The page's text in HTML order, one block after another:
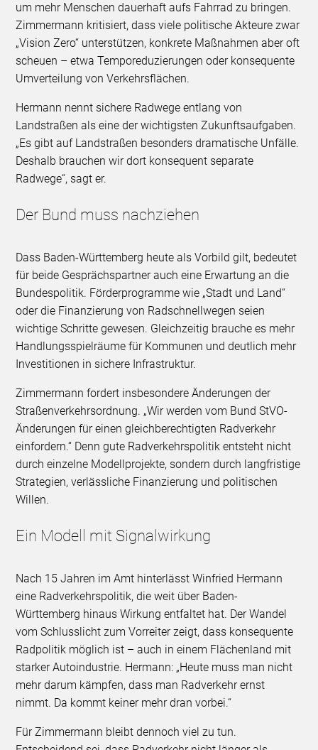
um mehr Menschen dauerhaft aufs Fahrrad zu bringen.
Zimmermann kritisiert, dass viele politische Akteure zwar
„Vision Zero“ unterstützen, konkrete Maßnahmen aber oft
scheuen – etwa Temporeduzierungen oder konsequente
Umverteilung von Verkehrsflächen.
Hermann nennt sichere Radwege entlang von
Landstraßen als eine der wichtigsten Zukunftsaufgaben.
„Es gibt auf Landstraßen besonders dramatische Unfälle.
Deshalb brauchen wir dort konsequent separate
Radwege“, sagt er.
Der Bund muss nachziehen
Dass Baden-Württemberg heute als Vorbild gilt, bedeutet
für beide Gesprächspartner auch eine Erwartung an die
Bundespolitik. Förderprogramme wie „Stadt und Land“
oder die Finanzierung von Radschnellwegen seien
wichtige Schritte gewesen. Gleichzeitig brauche es mehr
Handlungsspielräume für Kommunen und deutlich mehr
Investitionen in sichere Infrastruktur.
Zimmermann fordert insbesondere Änderungen der
Straßenverkehrsordnung. „Wir werden vom Bund StVO-
Änderungen für einen gleichberechtigten Radverkehr
einfordern.“ Denn gute Radverkehrspolitik entsteht nicht
durch einzelne Modellprojekte, sondern durch langfristige
Strategien, verlässliche Finanzierung und politischen
Willen.
Ein Modell mit Signalwirkung
Nach 15 Jahren im Amt hinterlässt Winfried Hermann
eine Radverkehrspolitik, die weit über Baden-
Württemberg hinaus Wirkung entfaltet hat. Der Wandel
vom Schlusslicht zum Vorreiter zeigt, dass konsequente
Radpolitik möglich ist – auch in einem Flächenland mit
starker Autoindustrie. Hermann: „Heute muss man nicht
mehr darum kämpfen, dass man Radverkehr ernst
nimmt. Da kommt keiner mehr dran vorbei.“
Für Zimmermann bleibt dennoch viel zu tun.